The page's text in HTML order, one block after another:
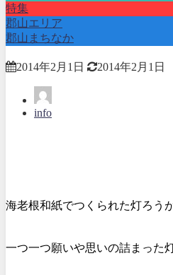
特集
郡山エリア
郡山まちなか
2014年2月1日 2014年2月1日
info
海老根和紙でつくられた灯ろう
一つ一つ願いや思いの詰まった